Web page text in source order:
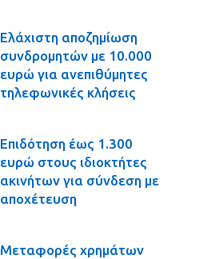
Ελάχιστη αποζημίωση
συνδρομητών με 10.000
ευρώ για ανεπιθύμητες
τηλεφωνικές κλήσεις
Επιδότηση έως 1.300
ευρώ στους ιδιοκτήτες
ακινήτων για σύνδεση με
αποχέτευση
Μεταφορές χρημάτων